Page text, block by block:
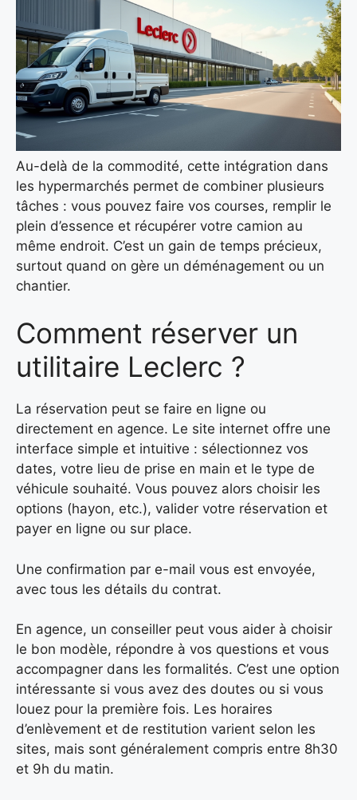
Au-delà de la commodité, cette intégration dans
les hypermarchés permet de combiner plusieurs
tâches : vous pouvez faire vos courses, remplir le
plein d’essence et récupérer votre camion au
même endroit. C’est un gain de temps précieux,
surtout quand on gère un déménagement ou un
chantier.
Comment réserver un
utilitaire Leclerc ?
La réservation peut se faire en ligne ou
directement en agence. Le site internet offre une
interface simple et intuitive : sélectionnez vos
dates, votre lieu de prise en main et le type de
véhicule souhaité. Vous pouvez alors choisir les
options (hayon, etc.), valider votre réservation et
payer en ligne ou sur place.
Une confirmation par e-mail vous est envoyée,
avec tous les détails du contrat.
En agence, un conseiller peut vous aider à choisir
le bon modèle, répondre à vos questions et vous
accompagner dans les formalités. C’est une option
intéressante si vous avez des doutes ou si vous
louez pour la première fois. Les horaires
d’enlèvement et de restitution varient selon les
sites, mais sont généralement compris entre 8h30
et 9h du matin.